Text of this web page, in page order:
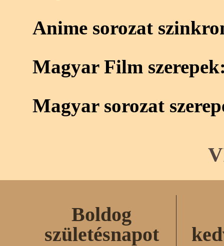
Anime sorozat
Magyar Film
Magyar sorozat
Boldog
születésnapot